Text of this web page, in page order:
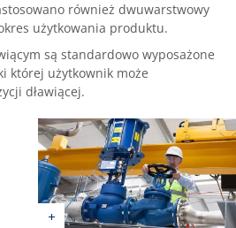
również dwuwarstwowy
użytkowania produktu.
są standardowo wyposażone
której użytkownik może
dławiącej.